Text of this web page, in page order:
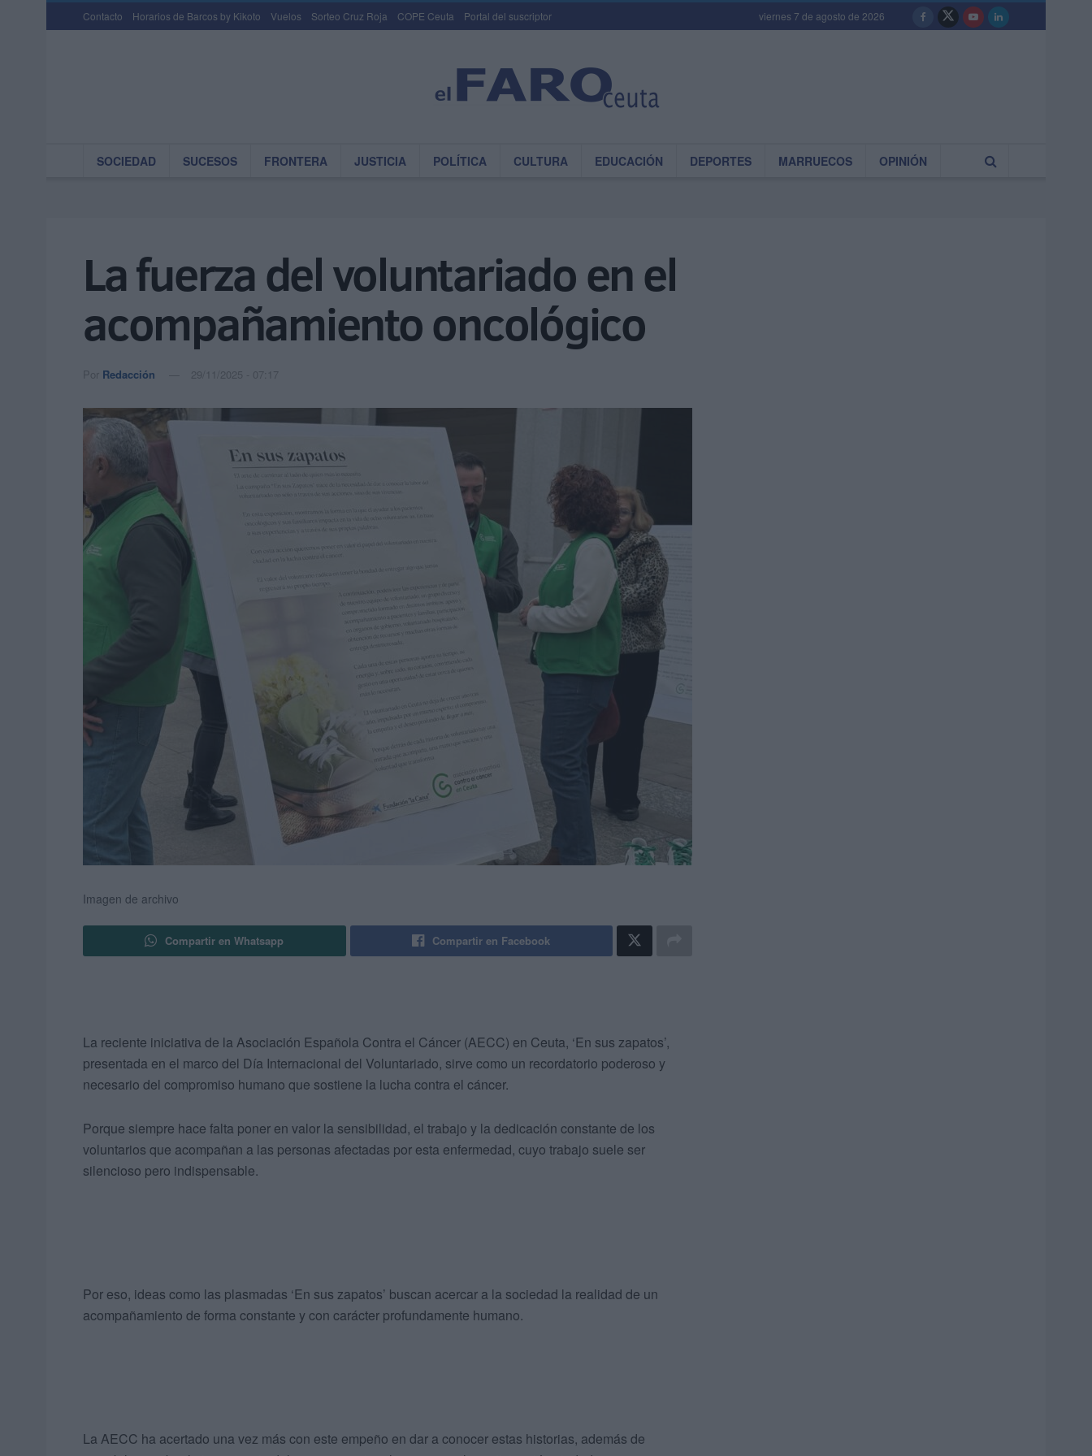
Contacto Horarios de Barcos by Kikoto Vuelos Sorteo Cruz Roja COPE Ceuta Portal del suscriptor viernes 7 de agosto de 2026
SOCIEDAD SUCESOS FRONTERA JUSTICIA POLÍTICA CULTURA EDUCACIÓN DEPORTES MARRUECOS OPINIÓN
La fuerza del voluntariado en el
acompañamiento oncológico
Por Redacción 29/11/2025 - 07:17
Imagen de archivo
Compartir en Whatsapp Compartir en Facebook
La reciente iniciativa de la Asociación Española Contra el Cáncer (AECC) en Ceuta, ‘En sus zapatos’,
presentada en el marco del Día Internacional del Voluntariado, sirve como un recordatorio poderoso y
necesario del compromiso humano que sostiene la lucha contra el cáncer.
Porque siempre hace falta poner en valor la sensibilidad, el trabajo y la dedicación constante de los
voluntarios que acompañan a las personas afectadas por esta enfermedad, cuyo trabajo suele ser
silencioso pero indispensable.
Por eso, ideas como las plasmadas ‘En sus zapatos’ buscan acercar a la sociedad la realidad de un
acompañamiento de forma constante y con carácter profundamente humano.
La AECC ha acertado una vez más con este empeño en dar a conocer estas historias, además de